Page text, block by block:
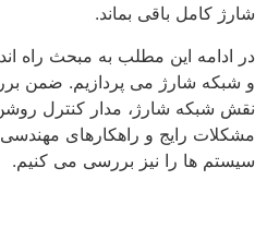
شارژ کامل باقی بماند.
در ادامه این مطلب به مبحث راه‌
و شبکه شارژ می ‌‌پردازیم. ضمن
نقش شبکه شارژ، مدار کنترل
مشکلات رایج و راهکارهای مهندسی
سیستم‌ ها را نیز بررسی می ‌کنیم.